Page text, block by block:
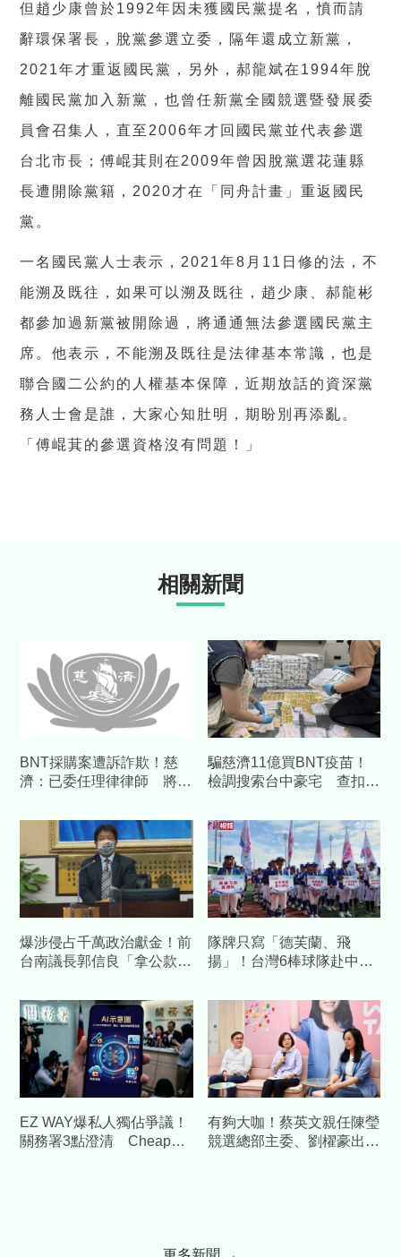
但趙少康曾於1992年因未獲國民黨提名，憤而請
辭環保署長，脫黨參選立委，隔年還成立新黨，
2021年才重返國民黨，另外，郝龍斌在 1994年脫
離國民黨加入新黨，也曾任新黨全國競選暨發展委
員會召集人，直至 2006年才回國民黨並代表參選
台北市長；傅崐萁則在 2009年曾因脫黨選花蓮縣
長遭開除黨籍， 2020才在「同舟計畫」重返國民
黨。
一名國民黨人士表示， 2021年8 月 11 日修的法，不
能溯及既往，如果可以溯及既往，趙少康、郝龍彬
都參加過新黨被開除過，將通通無法參選國民黨主
席。他表示，不能溯及既往是法律基本常識，也是
聯合國二公約的人權基本保障，近期放話的資深黨
務人士會是誰，大家心知肚明，期盼別再添亂。
「傅崐萁的參選資格沒有問題！」
相關新聞
BNT採購案遭訴詐欺！慈
濟：已委任理律律師 將採
騙慈濟11億買BNT疫苗！
檢調搜索台中豪宅 查扣逾
爆涉侵占千萬政治獻金！前
台南議長郭信良「拿公款補
刑
隊牌只寫「德芙蘭、飛
揚」！台灣6棒球隊赴中交
EZ WAY爆私人獨佔爭議！
關務署3點澄清 Cheap重
有夠大咖！蔡英文親任陳瑩
競選總部主委、劉櫂豪出任